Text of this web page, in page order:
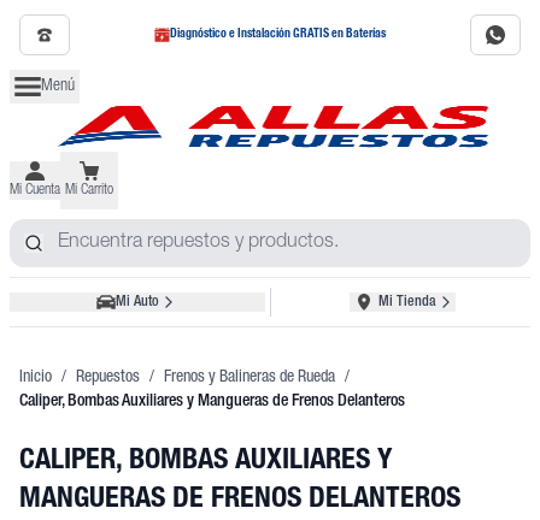
Diagnóstico e Instalación GRATIS en Baterías
Menú
Mi Cuenta Mi Carrito
Mi Auto Mi Tienda
Inicio / Repuestos / Frenos y Balineras de Rueda /
Caliper, Bombas Auxiliares y Mangueras de Frenos Delanteros
CALIPER, BOMBAS AUXILIARES Y
MANGUERAS DE FRENOS DELANTEROS